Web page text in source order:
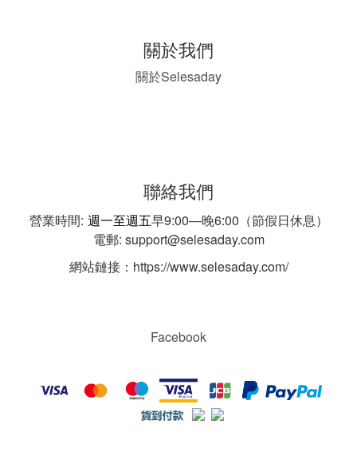
關於我們
關於Selesaday
聯絡我們
營業時間: 週一至週五早9:00—晚6:00（節假日休息）
電郵: support@selesaday.com
網站鏈接：https://www.selesaday.com/
Facebook